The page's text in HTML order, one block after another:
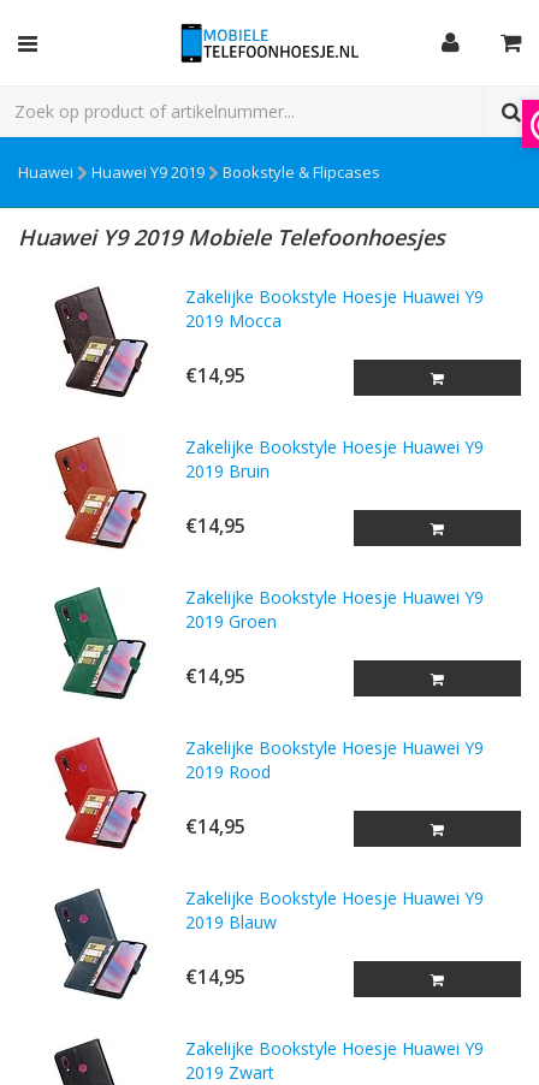
Huawei Huawei Y9 2019 Bookstyle & Flipcases
Huawei Y9 2019 Mobiele Telefoonhoesjes
Zakelijke Bookstyle Hoesje Huawei Y9
2019 Mocca
€14,95
Zakelijke Bookstyle Hoesje Huawei Y9
2019 Bruin
€14,95
Zakelijke Bookstyle Hoesje Huawei Y9
2019 Groen
€14,95
Zakelijke Bookstyle Hoesje Huawei Y9
2019 Rood
€14,95
Zakelijke Bookstyle Hoesje Huawei Y9
2019 Blauw
€14,95
Zakelijke Bookstyle Hoesje Huawei Y9
2019 Zwart